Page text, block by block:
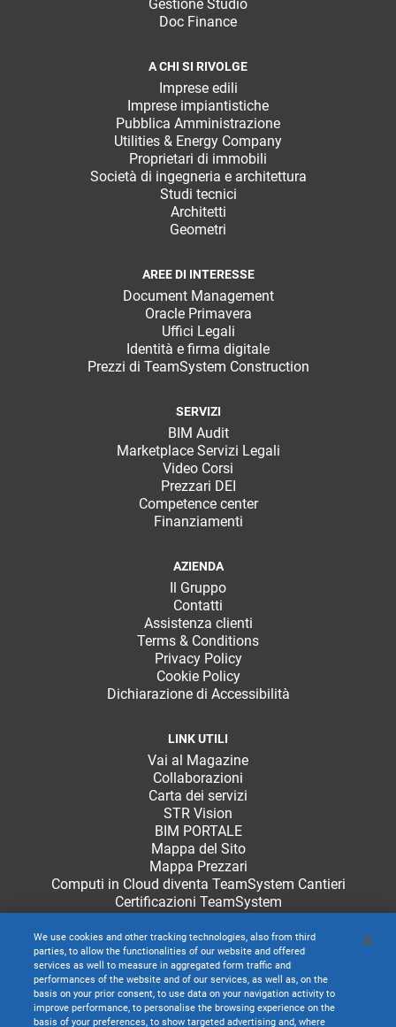
Gestione Studio
Doc Finance
A CHI SI RIVOLGE
Imprese edili
Imprese impiantistiche
Pubblica Amministrazione
Utilities & Energy Company
Proprietari di immobili
Società di ingegneria e architettura
Studi tecnici
Architetti
Geometri
AREE DI INTERESSE
Document Management
Oracle Primavera
Uffici Legali
Identità e firma digitale
Prezzi di TeamSystem Construction
SERVIZI
BIM Audit
Marketplace Servizi Legali
Video Corsi
Prezzari DEI
Competence center
Finanziamenti
AZIENDA
Il Gruppo
Contatti
Assistenza clienti
Terms & Conditions
Privacy Policy
Cookie Policy
Dichiarazione di Accessibilità
LINK UTILI
Vai al Magazine
Collaborazioni
Carta dei servizi
STR Vision
BIM PORTALE
Mappa del Sito
Mappa Prezzari
Computi in Cloud diventa TeamSystem Cantieri
Certificazioni TeamSystem
We use cookies and other tracking technologies, also from third
parties, to allow the functionalities of our website and offered
services as well to measure in aggregated form traffic and
performances of the website and of our services, as well as, on the
basis on your prior consent, to use data on your navigation activity to
improve performance, to personalise the browsing experience on the
basis of your preferences, to show targeted advertising and, where